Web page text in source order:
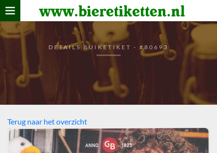
www.bieretiketten.nl
Home
verzamelen
De bierkaart
Bezoekers
DETAILS BUIKETIKET - #80693
Terug naar het overzicht